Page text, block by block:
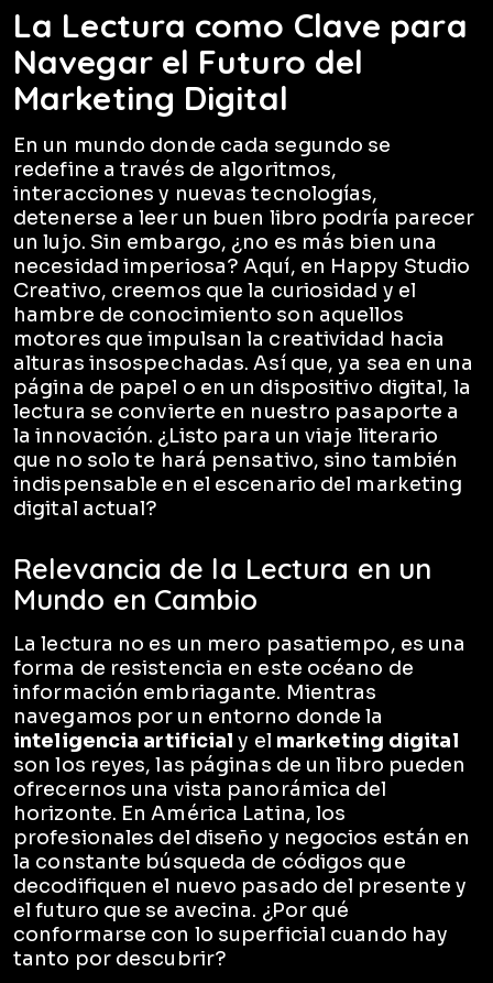
La Lectura como Clave para
Navegar el Futuro del
Marketing Digital
En un mundo donde cada segundo se
redefine a través de algoritmos,
interacciones y nuevas tecnologías,
detenerse a leer un buen libro podría parecer
un lujo. Sin embargo, ¿no es más bien una
necesidad imperiosa? Aquí, en Happy Studio
Creativo, creemos que la curiosidad y el
hambre de conocimiento son aquellos
motores que impulsan la creatividad hacia
alturas insospechadas. Así que, ya sea en una
página de papel o en un dispositivo digital, la
lectura se convierte en nuestro pasaporte a
la innovación. ¿Listo para un viaje literario
que no solo te hará pensativo, sino también
indispensable en el escenario del marketing
digital actual?
Relevancia de la Lectura en un
Mundo en Cambio
La lectura no es un mero pasatiempo, es una
forma de resistencia en este océano de
información embriagante. Mientras
navegamos por un entorno donde la
inteligencia artificial y el marketing digital
son los reyes, las páginas de un libro pueden
ofrecernos una vista panorámica del
horizonte. En América Latina, los
profesionales del diseño y negocios están en
la constante búsqueda de códigos que
decodifiquen el nuevo pasado del presente y
el futuro que se avecina. ¿Por qué
conformarse con lo superficial cuando hay
tanto por descubrir?